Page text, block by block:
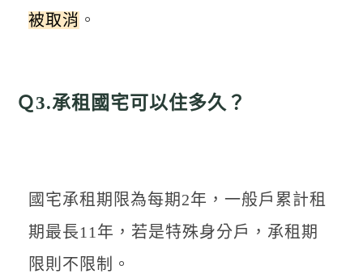
被取消 。
Ｑ3.承租國宅可以住多久？
國宅承租期限為每期2年，一般戶累計租
期最長11年，若是特殊身分戶，承租期
限則不限制。